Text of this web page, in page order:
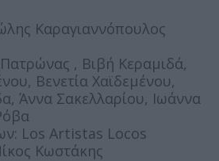
Καραγιαννόπουλος
, Βιβή Κεραμιδά,
Βενετία Χαϊδεμένου,
Άννα Σακελλαρίου, Ιωάννα
Los Artistas Locos
Κωστάκης